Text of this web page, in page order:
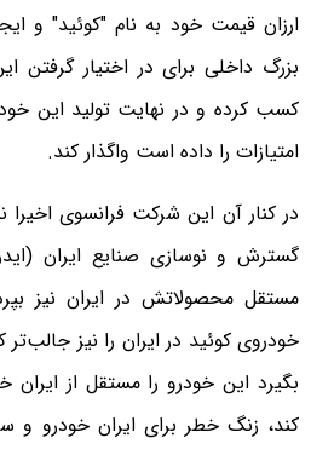
ارزان قیمت خود به نام "کوئید" و
بزرگ داخلی برای در اختیار گرفتن
کسب کرده و در نهایت تولید این
امتیازات را داده است واگذار کند.
در کنار آن این شرکت فرانسوی اخیرا
گسترش و نوسازی صنایع ایران
مستقل محصولاتش در ایران نیز
خودروی کوئید در ایران را نیز
بگیرد این خودرو را مستقل از ایران
کند، زنگ خطر برای ایران خودرو و